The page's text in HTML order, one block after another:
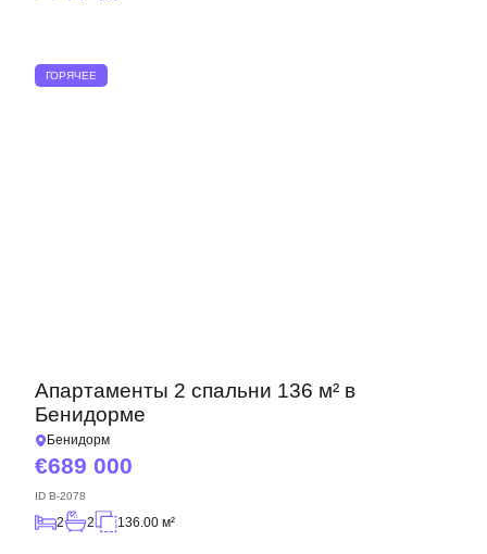
ГОРЯЧЕЕ
Апартаменты 2 спальни 136 м² в
Бенидорме
Бенидорм
689 000
ID B-2078
2 2 136.00 м²